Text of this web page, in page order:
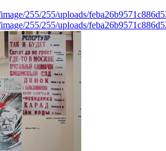
255/255/uploads/
255/255/uploads/